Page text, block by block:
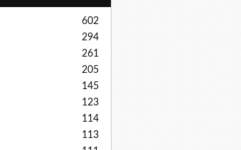
602
294
261
205
145
123
114
113